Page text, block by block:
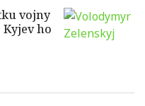
vojny
ho